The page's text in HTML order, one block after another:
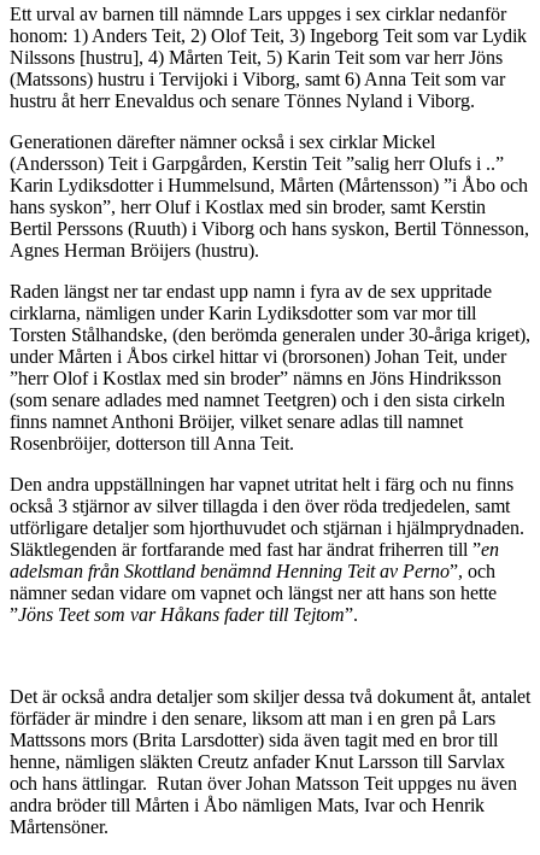
Ett urval av barnen till nämnde Lars uppges i sex cirklar nedanför
honom: 1) Anders Teit, 2) Olof Teit, 3) Ingeborg Teit som var Lydik
Nilssons [hustru], 4) Mårten Teit, 5) Karin Teit som var herr Jöns
(Matssons) hustru i Tervijoki i Viborg, samt 6) Anna Teit som var
hustru åt herr Enevaldus och senare Tönnes Nyland i Viborg.
Generationen därefter nämner också i sex cirklar Mickel
(Andersson) Teit i Garpgården, Kerstin Teit ”salig herr Olufs i ..”
Karin Lydiksdotter i Hummelsund, Mårten (Mårtensson) ”i Åbo och
hans syskon”, herr Oluf i Kostlax med sin broder, samt Kerstin
Bertil Perssons (Ruuth) i Viborg och hans syskon, Bertil Tönnesson,
Agnes Herman Bröijers (hustru).
Raden längst ner tar endast upp namn i fyra av de sex uppritade
cirklarna, nämligen under Karin Lydiksdotter som var mor till
Torsten Stålhandske, (den berömda generalen under 30-åriga kriget),
under Mårten i Åbos cirkel hittar vi (brorsonen) Johan Teit, under
”herr Olof i Kostlax med sin broder” nämns en Jöns Hindriksson
(som senare adlades med namnet Teetgren) och i den sista cirkeln
finns namnet Anthoni Bröijer, vilket senare adlas till namnet
Rosenbröijer, dotterson till Anna Teit.
Den andra uppställningen har vapnet utritat helt i färg och nu finns
också 3 stjärnor av silver tillagda i den över röda tredjedelen, samt
utförligare detaljer som hjorthuvudet och stjärnan i hjälmprydnaden.
Släktlegenden är fortfarande med fast har ändrat friherren till ”en
adelsman från Skottland benämnd Henning Teit av Perno”, och
nämner sedan vidare om vapnet och längst ner att hans son hette
”Jöns Teet som var Håkans fader till Tejtom”.
Det är också andra detaljer som skiljer dessa två dokument åt, antalet
förfäder är mindre i den senare, liksom att man i en gren på Lars
Mattssons mors (Brita Larsdotter) sida även tagit med en bror till
henne, nämligen släkten Creutz anfader Knut Larsson till Sarvlax
och hans ättlingar. Rutan över Johan Matsson Teit uppges nu även
andra bröder till Mårten i Åbo nämligen Mats, Ivar och Henrik
Mårtensöner.